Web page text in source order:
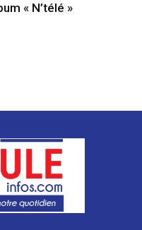
« N’télé »